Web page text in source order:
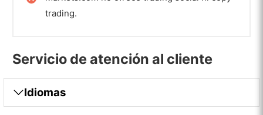
trading.​
Servicio de atención al cliente
Idiomas